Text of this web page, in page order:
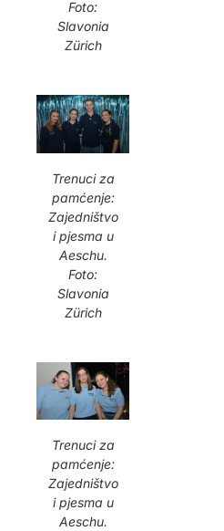
Foto:
Slavonia
Zürich
Trenuci za
pamćenje:
Zajedništvo
i pjesma u
Aeschu.
Foto:
Slavonia
Zürich
Trenuci za
pamćenje:
Zajedništvo
i pjesma u
Aeschu.